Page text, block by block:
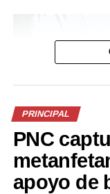
PRINCIPAL
PNC
apoyo de